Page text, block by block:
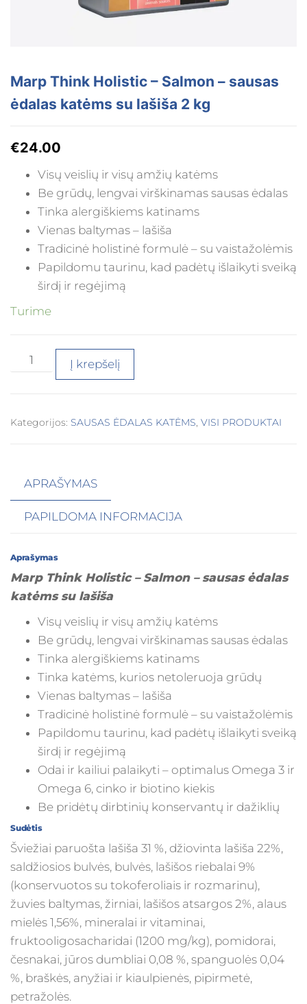
Marp Think Holistic – Salmon – sausas
ėdalas katėms su lašiša 2 kg
€24.00
Visų veislių ir visų amžių katėms
Be grūdų, lengvai virškinamas sausas ėdalas
Tinka alergiškiems katinams
Vienas baltymas – lašiša
Tradicinė holistinė formulė – su vaistažolėmis
Papildomu taurinu, kad padėtų išlaikyti sveiką
širdį ir regėjimą
Turime
Į krepšelį
Kategorijos: SAUSAS ĖDALAS KATĖMS, VISI PRODUKTAI
APRAŠYMAS
PAPILDOMA INFORMACIJA
Aprašymas
Marp Think Holistic – Salmon – sausas ėdalas
katėms su lašiša
Visų veislių ir visų amžių katėms
Be grūdų, lengvai virškinamas sausas ėdalas
Tinka alergiškiems katinams
Tinka katėms, kurios netoleruoja grūdų
Vienas baltymas – lašiša
Tradicinė holistinė formulė – su vaistažolėmis
Papildomu taurinu, kad padėtų išlaikyti sveiką
širdį ir regėjimą
Odai ir kailiui palaikyti – optimalus Omega 3 ir
Omega 6, cinko ir biotino kiekis
Be pridėtų dirbtinių konservantų ir dažiklių
Sudėtis
Šviežiai paruošta lašiša 31 %, džiovinta lašiša 22%,
saldžiosios bulvės, bulvės, lašišos riebalai 9%
(konservuotos su tokoferoliais ir rozmarinu),
žuvies baltymas, žirniai, lašišos atsargos 2%, alaus
mielės 1,56%, mineralai ir vitaminai,
fruktooligosacharidai (1200 mg/kg), pomidorai,
česnakai, jūros dumbliai 0,08 %, spanguolės 0,04
%, braškės, anyžiai ir kiaulpienės, pipirmetė,
petražolės.